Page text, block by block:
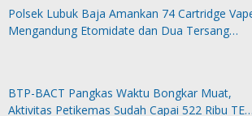
Polsek Lubuk Baja Amankan 74 Cartridge
Mengandung Etomidate dan Dua Tersang…
BTP-BACT Pangkas Waktu Bongkar Muat,
Aktivitas Petikemas Sudah Capai 522 Ribu TE…